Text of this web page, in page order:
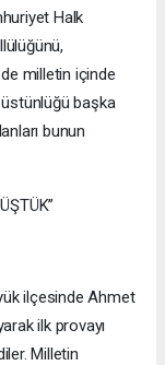
Halk
de milletin içinde
başka
bunun
ilçesinde Ahmet
ilk provayı
Milletin